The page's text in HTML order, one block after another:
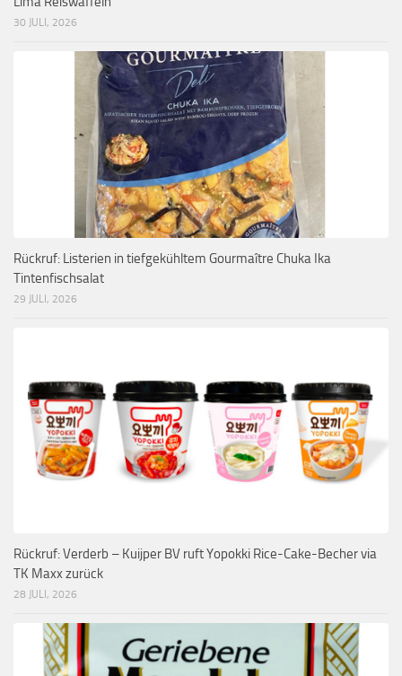
30 JULI, 2026
Rückruf: Listerien in tiefgekühltem Gourmaître Chuka Ika
Tintenfischsalat
29 JULI, 2026
Rückruf: Verderb – Kuijper BV ruft Yopokki Rice-Cake-Becher via
TK Maxx zurück
28 JULI, 2026